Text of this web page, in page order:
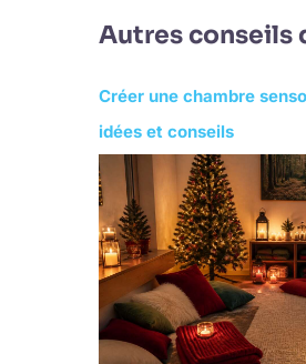
c
e
r
c
h
e
r
:
Autres conseils
Créer une chambre
idées et conseils